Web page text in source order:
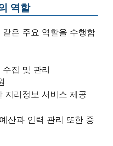
역할
은 주요 역할을 수행합
집 및 관리
지리정보 서비스 제공
산과 인력 관리 또한 중